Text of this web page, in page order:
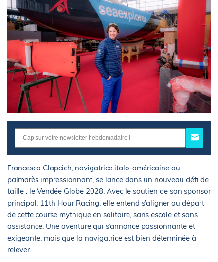
Francesca Clapcich, navigatrice italo-américaine au
palmarès impressionnant, se lance dans un nouveau défi de
taille : le Vendée Globe 2028. Avec le soutien de son sponsor
principal, 11th Hour Racing, elle entend s’aligner au départ
de cette course mythique en solitaire, sans escale et sans
assistance. Une aventure qui s’annonce passionnante et
exigeante, mais que la navigatrice est bien déterminée à
relever.